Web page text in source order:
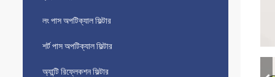
লং পাস অপটিক্যাল ফিল্টার
শর্ট পাস অপটিক্যাল ফিল্টার
অ্যান্টি রিফ্লেকশন ফিল্টার